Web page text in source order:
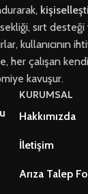
sırt desteği
kullanıcının
her çalışan
kavuşur.
KURUMSAL
Hakkımızda
İletişim
Arıza Talep